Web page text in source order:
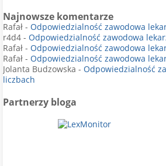
Najnowsze komentarze
Rafał - Odpowiedzialność zawodowa
r4d4 - Odpowiedzialność zawodowa
Rafał - Odpowiedzialność zawodowa
Rafał - Odpowiedzialność zawodowa
Jolanta Budzowska - Odpowiedzialność
liczbach
Partnerzy bloga